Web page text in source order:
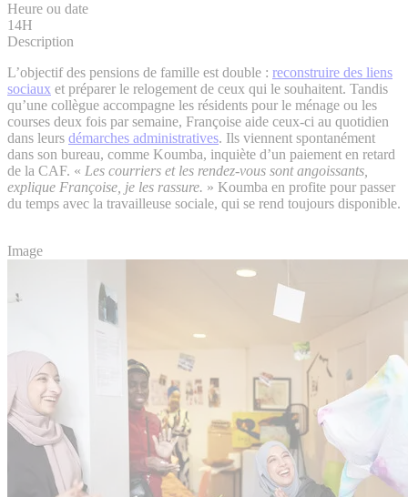
Heure ou date
14H
Description
L’objectif des pensions de famille est double : reconstruire des liens
sociaux et préparer le relogement de ceux qui le souhaitent. Tandis
qu’une collègue accompagne les résidents pour le ménage ou les
courses deux fois par semaine, Françoise aide ceux-ci au quotidien
dans leurs démarches administratives. Ils viennent spontanément
dans son bureau, comme Koumba, inquiète d’un paiement en retard
de la CAF. « Les courriers et les rendez-vous sont angoissants,
explique Françoise, je les rassure. » Koumba en profite pour passer
du temps avec la travailleuse sociale, qui se rend toujours disponible.
Image